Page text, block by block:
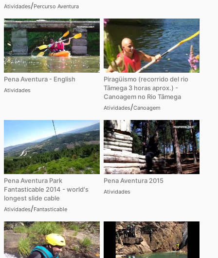
Atividades/Percurso Aventura
Pena Aventura - English
Atividades
Piragüismo (recorrido del rio
Tâmega 3 horas aprox.) -
Canoagem no Rio Tâmega
Atividades/Canoagem
Pena Aventura Park
Fantasticable 2014 - world's
longest slide cable
Atividades/Fantasticable
Pena Aventura 2015
Atividades